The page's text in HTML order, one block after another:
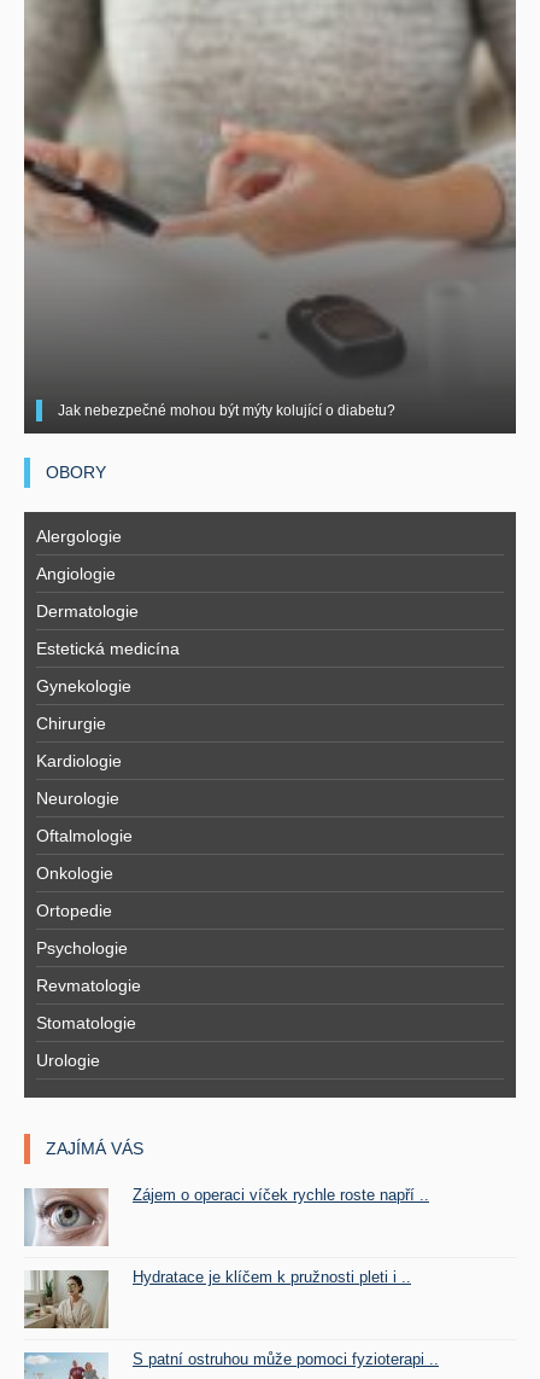
Jak nebezpečné mohou být mýty kolující o diabetu?
OBORY
Alergologie
Angiologie
Dermatologie
Estetická medicína
Gynekologie
Chirurgie
Kardiologie
Neurologie
Oftalmologie
Onkologie
Ortopedie
Psychologie
Revmatologie
Stomatologie
Urologie
ZAJÍMÁ VÁS
Zájem o operaci víček rychle roste napří ..
Hydratace je klíčem k pružnosti pleti i ..
S patní ostruhou může pomoci fyzioterapi ..